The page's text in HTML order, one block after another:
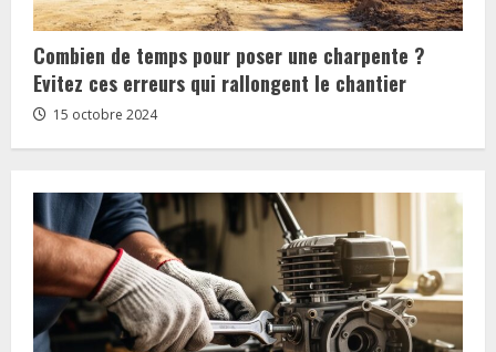
Combien de temps pour poser une charpente ?
Evitez ces erreurs qui rallongent le chantier
15 octobre 2024